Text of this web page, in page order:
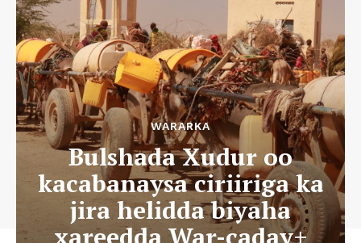
WARARKA
Bulshada Xudur oo
kacabanaysa ciriiriga ka
jira helidda biyaha
xareedda War-caday+